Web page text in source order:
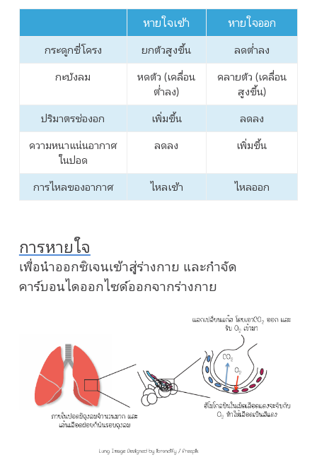
หายใจเข้า หายใจออก
กระดูกซี่โครง ยกตัวสูงขึ้น
ลดต่ำลง
กะบังลม
หดตัว (เคลื่อน
ต่ำลง)
คลายตัว (เคลื่อน
สูงขึ้น)
ปริมาตรช่องอก
เพิ่มขึ้น
ลดลง
ความหนาแน่นอากาศ
ในปอด
ลดลง เพิ่มขึ้น
การไหลของอากาศ ไหลเข้า ไหลออก
การหายใจ
เพื่อนำออกซิเจนเข้าสู่ร่างกาย และกำจัด
คาร์บอนไดออกไซด์ออกจากร่างกาย